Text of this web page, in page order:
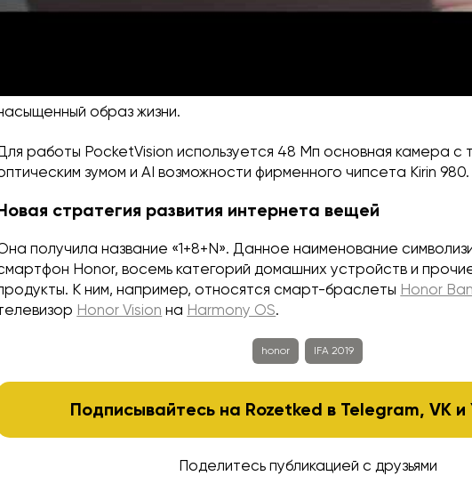
что думает президент Honor Джордж Чжао о PocketVision:
образ жизни.
работы PocketVision используется 48 Мп основная камера с
зумом и AI возможности фирменного чипсета Kirin 980.
стратегия развития интернета вещей
получила название «1+8+N». Данное наименование
Honor, восемь категорий домашних устройств и
К ним, например, относятся смарт-браслеты Honor
Honor Vision на Harmony OS.
honor IFA 2019
Подписывайтесь на Rozetked в Telegram,VK и
Поделитесь публикацией с друзьями